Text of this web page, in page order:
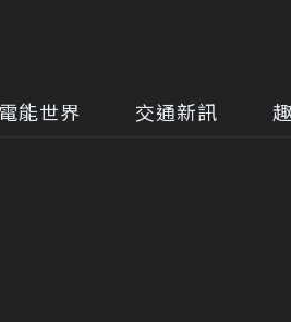
電能世界 交通新訊